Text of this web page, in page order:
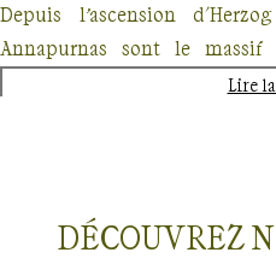
Depuis l’ascension
Annapurnas sont le
treks dans les
proposent de faire une partie
Lire
DÉCOUVREZ